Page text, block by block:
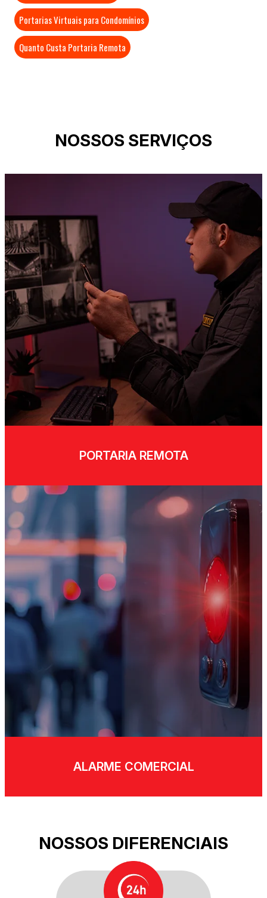
Portarias Virtuais para Condomínios
Quanto Custa Portaria Remota
NOSSOS SERVIÇOS
PORTARIA REMOTA
ALARME COMERCIAL
NOSSOS DIFERENCIAIS